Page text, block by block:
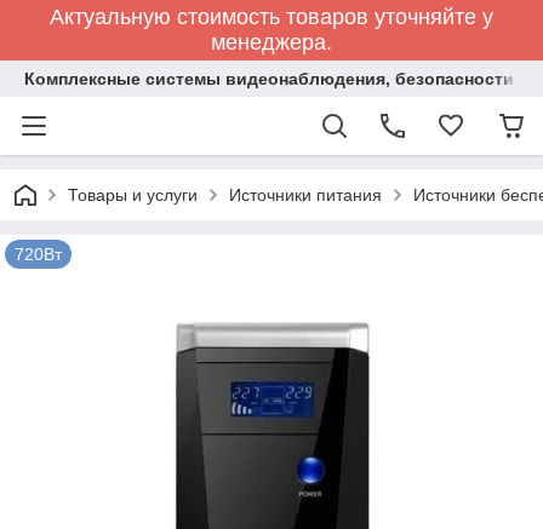
Актуальную стоимость товаров уточняйте у
менеджера.
Комплексные системы видеонаблюдения, безопасности и
Товары и услуги Источники питания Источники
720Вт